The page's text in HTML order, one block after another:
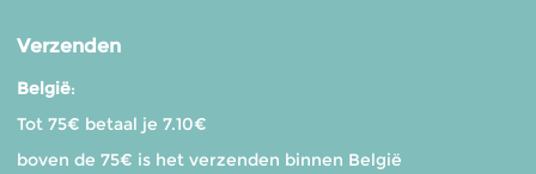
Verzenden
België:
Tot 75€ betaal je 7.10€
boven de 75€ is het verzenden binnen België